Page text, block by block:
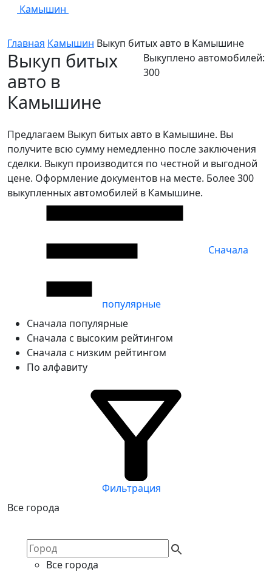
Камышин
Главная Камышин Выкуп битых авто в Камышине
Выкуп битых
авто в
Камышине
Выкуплено автомобилей:
300
Предлагаем Выкуп битых авто в Камышине. Вы
получите всю сумму немедленно после заключения
сделки. Выкуп производится по честной и выгодной
цене. Оформление документов на месте. Более 300
выкупленных автомобилей в Камышине.
Сначала
популярные
Сначала популярные
Сначала с высоким рейтингом
Сначала с низким рейтингом
По алфавиту
Фильтрация
Все города
Все города